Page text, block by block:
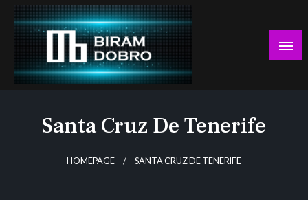
Skip
content
Santa Cruz De Tenerife
HOMEPAGE SANTA CRUZ DE TENERIFE